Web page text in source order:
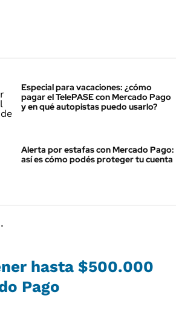
Especial para vacaciones: ¿cómo
pagar el TelePASE con Mercado Pago
y en qué autopistas puedo usarlo?
Alerta por estafas con Mercado Pago:
así es cómo podés proteger tu cuenta
hasta $500.000
Pago